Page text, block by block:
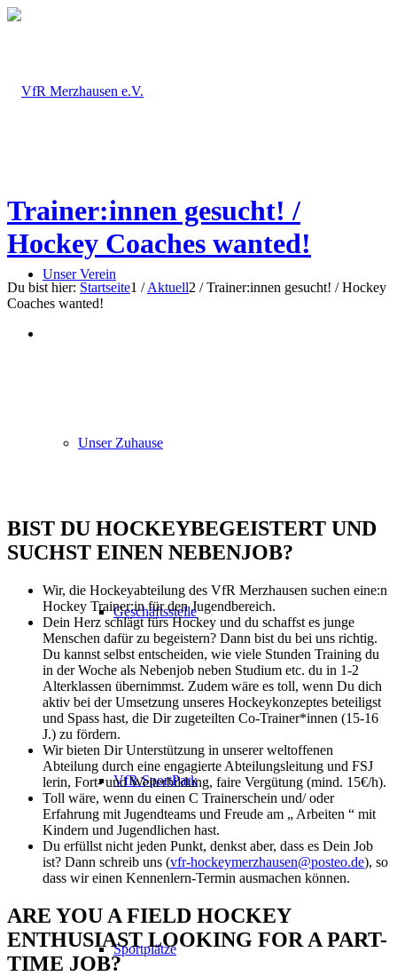
Unser Verein
Unser Zuhause
Geschäftsstelle
VfR SportPark
Sportplätze
Trainer:innen gesucht! /
Hockey Coaches wanted!
Du bist hier: Startseite1 / Aktuell2 / Trainer:innen gesucht! / Hockey
Coaches wanted!
BIST DU HOCKEYBEGEISTERT UND
SUCHST EINEN NEBENJOB?
Wir, die Hockeyabteilung des VfR Merzhausen suchen eine:n
Hockey Trainer:in für den Jugendbereich.
Dein Herz schlägt fürs Hockey und du schaffst es junge
Menschen dafür zu begeistern? Dann bist du bei uns richtig.
Du kannst selbst entscheiden, wie viele Stunden Training du
in der Woche als Nebenjob neben Studium etc. du in 1-2
Alterklassen übernimmst. Zudem wäre es toll, wenn Du dich
aktiv bei der Umsetzung unseres Hockeykonzeptes beteiligst
und Spass hast, die Dir zugeteilten Co-Trainer*innen (15-16
J.) zu fördern.
Wir bieten Dir Unterstützung in unserer weltoffenen
Abteilung durch eine engagierte Abteilungsleitung und FSJ
lerin, Fort- und Weiterbildung, faire Vergütung (mind. 15€/h).
Toll wäre, wenn du einen C Trainerschein und/ oder
Erfahrung mit Jugendteams und Freude am „ Arbeiten “ mit
Kindern und Jugendlichen hast.
Du erfüllst nicht jeden Punkt, denkst aber, dass es Dein Job
ist? Dann schreib uns (vfr-hockeymerzhausen@posteo.de), so
dass wir einen Kennenlern-Termin ausmachen können.
ARE YOU A FIELD HOCKEY
ENTHUSIAST LOOKING FOR A PART-
TIME JOB?